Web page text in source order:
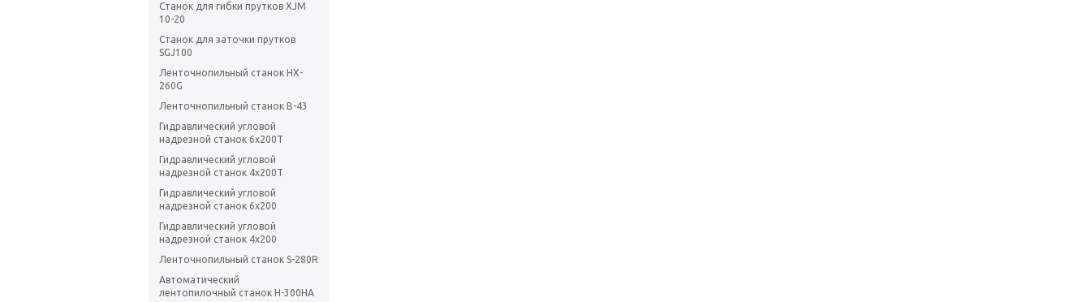
Станок для гибки прутков XJM
10-20
Станок для заточки прутков
SGJ100
Ленточнопильный станок HX-
260G
Ленточнопильный станок B-43
Гидравлический угловой
надрезной станок 6x200T
Гидравлический угловой
надрезной станок 4x200T
Гидравлический угловой
надрезной станок 6x200
Гидравлический угловой
надрезной станок 4x200
Ленточнопильный станок S-280R
Автоматический
лентопилочный станок H-300HA